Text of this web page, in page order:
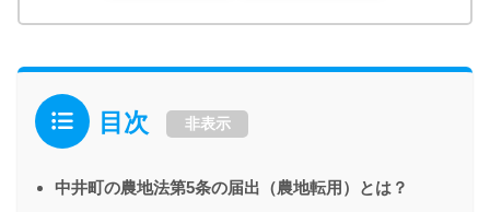
目次 非表示
中井町の農地法第5条の届出（農地転用）とは？